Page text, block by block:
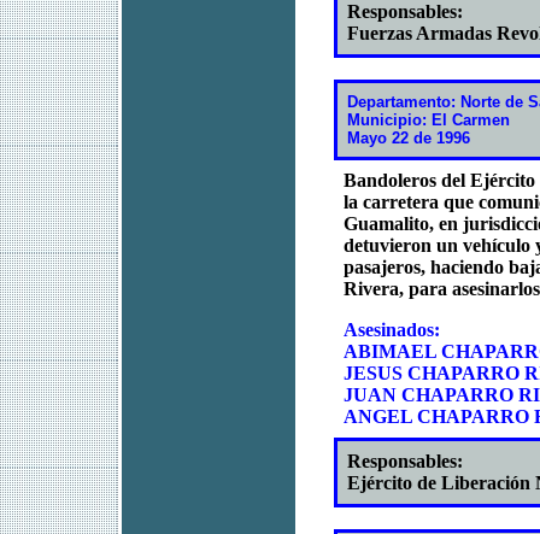
Responsables:
Fuerzas Armadas
Departamento: Norte de
Municipio: El Carmen
Mayo 22 de 1996
Bandoleros del
la carretera que
Guamalito, en
detuvieron un vehículo
pasajeros, haciendo
Rivera, para
Asesinados:
ABIMAEL
JESUS CHAPARRO
JUAN CHAPARRO
ANGEL CHAPARRO
Responsables:
Ejército de Liberación